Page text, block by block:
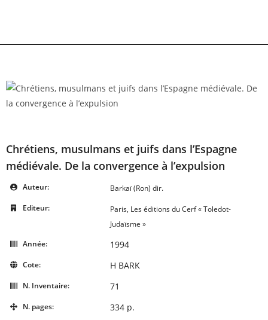
Chrétiens, musulmans et juifs dans l’Espagne
médiévale. De la convergence à l’expulsion
Auteur:
Barkaï (Ron) dir.
Editeur:
Paris, Les éditions du Cerf « Toledot-
Judaïsme »
Année:
1994
Cote: H BARK
N. Inventaire: 71
N. pages: 334 p.